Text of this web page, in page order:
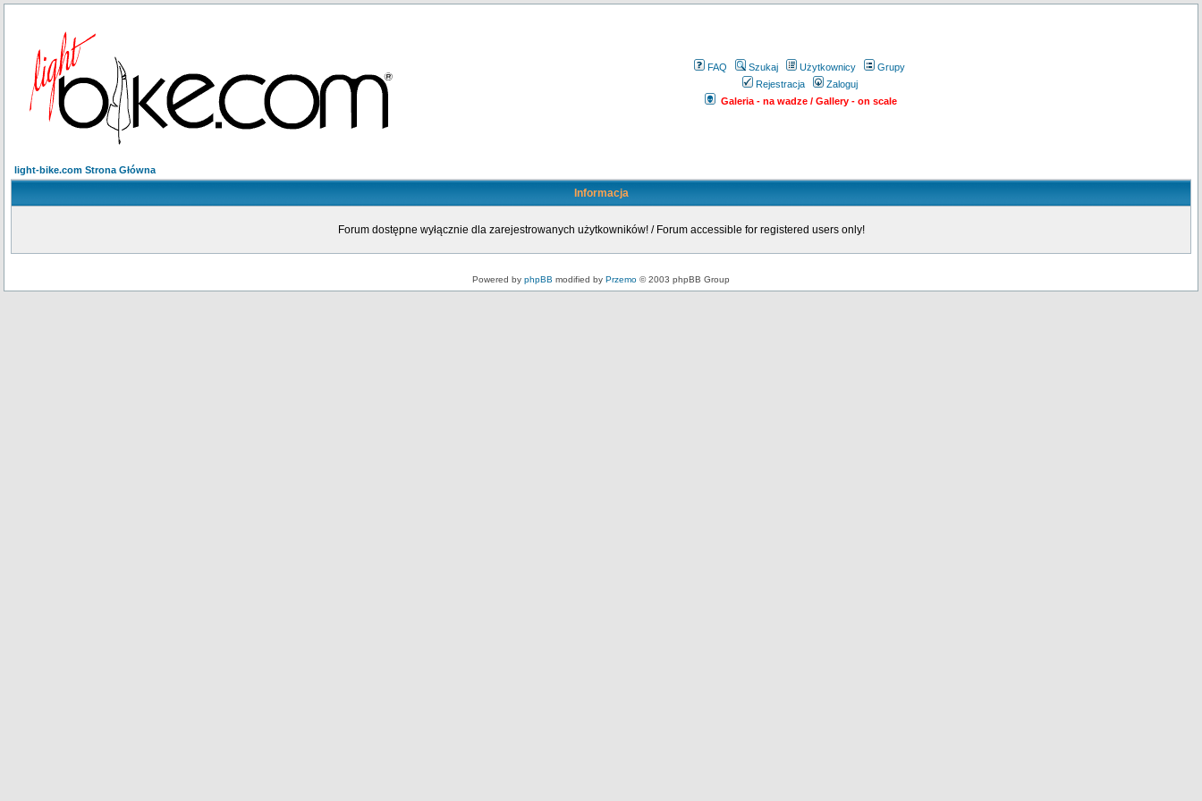
FAQ Szukaj Użytkownicy
Grupy
Rejestracja
Zaloguj
Galeria - na wadze / Gallery - on scale
light-bike.com Strona Główna
Informacja
Forum dostępne wyłącznie dla zarejestrowanych użytkowników! / Forum accessible for registered users only!
Powered by phpBB modified by Przemo © 2003 phpBB Group